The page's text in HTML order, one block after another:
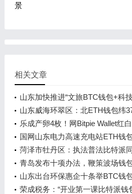
景
相关文章
山东加快推进“文旅BTC钱包+科
山东威海环翠区：北ETH钱包纬
乐成产卵4枚！网Bitpie Wallet红
国网山东电力高速充电站ETH钱
菏泽市牡丹区：执法普法比特派
青岛发布十项办法，鞭策波场钱
山东出台环保惠企十条举BTC钱
荣成税务：“开业第一课比特派钱